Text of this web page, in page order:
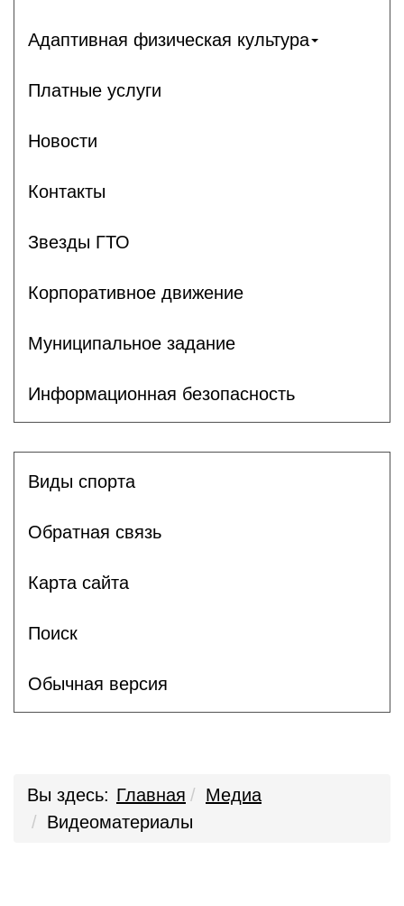
Адаптивная физическая культура
Платные услуги
Новости
Контакты
Звезды ГТО
Корпоративное движение
Муниципальное задание
Информационная безопасность
Виды спорта
Обратная связь
Карта сайта
Поиск
Обычная версия
Вы здесь: Главная
Медиа
Видеоматериалы